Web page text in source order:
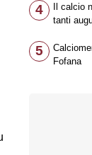
4
Il calcio
tanti
5
Fofana